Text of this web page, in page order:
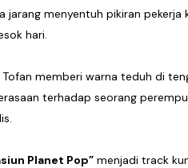
jarang menyentuh pikiran
hari.
memberi warna teduh di
terhadap seorang
Planet Pop”menjadi track